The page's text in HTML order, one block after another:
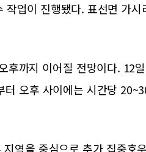
작업이 진행됐다. 표선면 가
후까지 이어질 전망이다. 12
터 오후 사이에는 시간당
역을 중심으로 추가 집중호